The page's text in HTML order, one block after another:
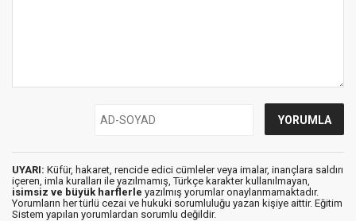
UYARI: Küfür, hakaret, rencide edici cümleler veya imalar, inançlara saldırı
içeren, imla kuralları ile yazılmamış, Türkçe karakter kullanılmayan,
isimsiz ve büyük harflerle yazılmış yorumlar onaylanmamaktadır.
Yorumların her türlü cezai ve hukuki sorumluluğu yazan kişiye aittir. Eğitim
Sistem yapılan yorumlardan sorumlu değildir.